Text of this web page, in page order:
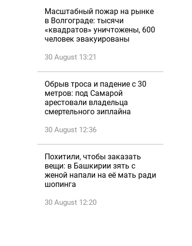
Масштабный пожар на рынке
в Волгограде: тысячи
«квадратов» уничтожены, 600
человек эвакуированы
30 August 13:21
Обрыв троса и падение с 30
метров: под Самарой
арестовали владельца
смертельного зиплайна
30 August 12:36
Похитили, чтобы заказать
вещи: в Башкирии зять с
женой напали на её мать ради
шопинга
30 August 12:20